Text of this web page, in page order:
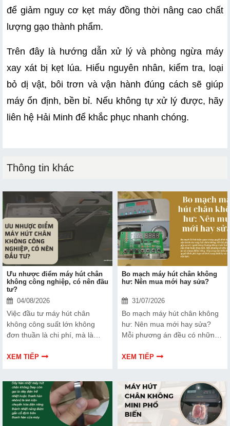
để giảm nguy cơ kẹt máy đồng thời nâng cao chất
lượng gạo thành phẩm.
Trên đây là hướng dẫn xử lý và phòng ngừa máy
xay xát bị kẹt lúa. Hiểu nguyên nhân, kiểm tra, loại
bỏ dị vật, bôi trơn và vận hành đúng cách sẽ giúp
máy ổn định, bền bỉ. Nếu không tự xử lý được, hãy
liên hệ Hải Minh để khắc phục nhanh chóng.
Thông tin khác
Ưu nhược điểm máy hút chân
không công nghiệp, có nên đầu
tư?
04/08/2026
Việc đầu tư máy hút chân
không công suất lớn không
đơn thuần là chi phí, mà là
sản phẩm và nâng cao vị thế
điểm của thiết bị này để có
thêm thông tin và giúp bạn đưa
ra lựa chọn phù hợp, hiệu quả
hơn nhé!
XEM TIẾP
Bo mạch máy hút chân không
hư: Nên mua mới hay sửa?
31/07/2026
Bo mạch máy hút chân không
hư: Nên mua mới hay sửa?
Mỗi phương án đều có những
cùng tìm hiểu để đưa ra quyết
XEM TIẾP